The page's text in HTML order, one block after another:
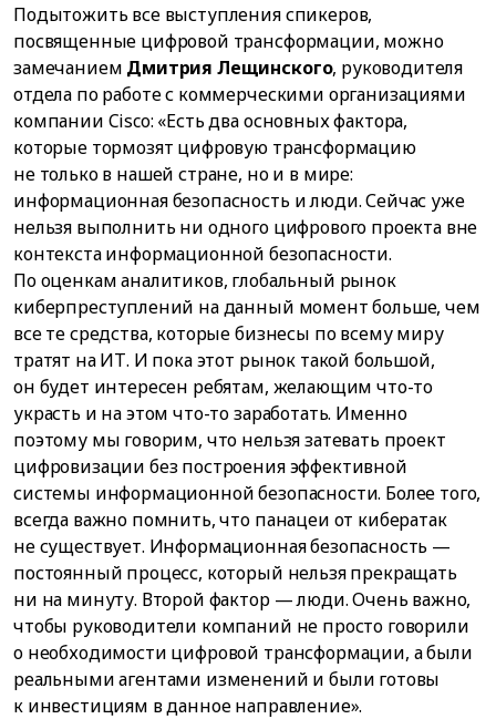
Подытожить все выступления спикеров,
посвященные цифровой трансформации, можно
замечанием Дмитрия Лещинского, руководителя
отдела по работе с коммерческими организациями
компании Cisco: «Есть два основных фактора,
которые тормозят цифровую трансформацию
не только в нашей стране, но и в мире:
информационная безопасность и люди. Сейчас уже
нельзя выполнить ни одного цифрового проекта вне
контекста информационной безопасности.
По оценкам аналитиков, глобальный рынок
киберпреступлений на данный момент больше, чем
все те средства, которые бизнесы по всему миру
тратят на ИТ. И пока этот рынок такой большой,
он будет интересен ребятам, желающим что-то
украсть и на этом что-то заработать. Именно
поэтому мы говорим, что нельзя затевать проект
цифровизации без построения эффективной
системы информационной безопасности. Более того,
всегда важно помнить, что панацеи от кибератак
не существует. Информационная безопасность —
постоянный процесс, который нельзя прекращать
ни на минуту. Второй фактор — люди. Очень важно,
чтобы руководители компаний не просто говорили
о необходимости цифровой трансформации, а были
реальными агентами изменений и были готовы
к инвестициям в данное направление».